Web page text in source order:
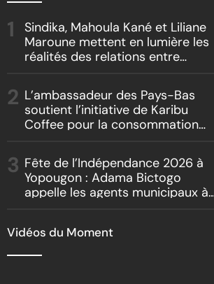
Sindika, Mahoula Kané et Liliane
Maroune mettent en lumière les
réalités des relations entre
L’ambassadeur des Pays-Bas
soutient l’initiative de Karibu
Coffee pour la consommation
Fête de l’Indépendance 2026 à
Yopougon : Adama Bictogo
appelle les agents municipaux à
Vidéos du Moment